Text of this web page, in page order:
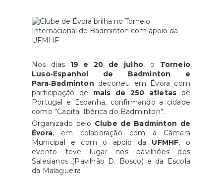
Nos dias 19 e 20 de julho, o Torneio
Luso‑Espanhol de Badminton e
Para‑Badminton decorreu em Évora com
participação de mais de 250 atletas de
Portugal e Espanha, confirmando a cidade
como “Capital Ibérica do Badminton".
Organizado pelo Clube de Badminton de
Évora, em colaboração com a Câmara
Municipal e com o apoio da UFMHF, o
evento teve lugar nos pavilhões dos
Salesianos (Pavilhão D. Bosco) e da Escola
da Malagueira.